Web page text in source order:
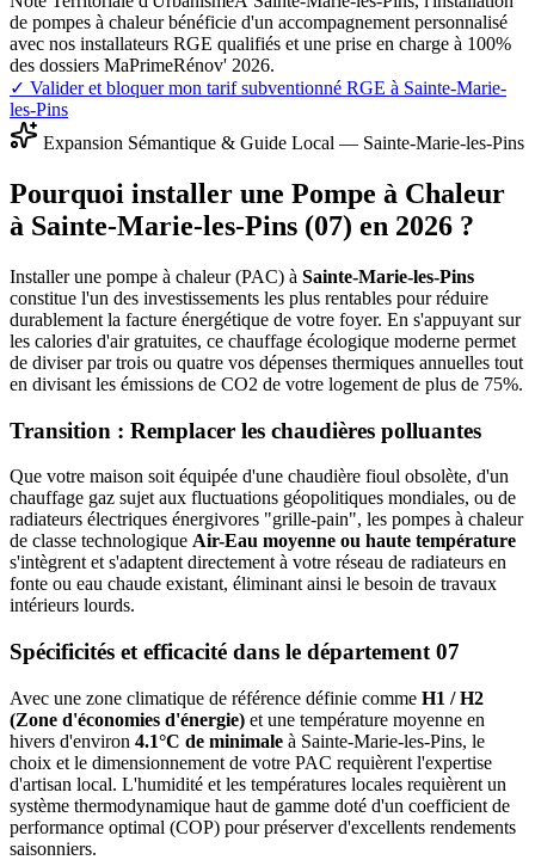
de pompes à chaleur bénéficie d'un accompagnement personnalisé
avec nos installateurs RGE qualifiés et une prise en charge à 100%
des dossiers MaPrimeRénov' 2026.
✓ Valider et bloquer mon tarif subventionné RGE à Sainte-Marie-
les-Pins
Expansion Sémantique & Guide Local — Sainte-Marie-les-Pins
Pourquoi installer une Pompe à Chaleur
à Sainte-Marie-les-Pins (07) en 2026 ?
Installer une pompe à chaleur (PAC) à Sainte-Marie-les-Pins
constitue l'un des investissements les plus rentables pour réduire
durablement la facture énergétique de votre foyer. En s'appuyant sur
les calories d'air gratuites, ce chauffage écologique moderne permet
de diviser par trois ou quatre vos dépenses thermiques annuelles tout
en divisant les émissions de CO2 de votre logement de plus de 75%.
Transition : Remplacer les chaudières polluantes
Que votre maison soit équipée d'une chaudière fioul obsolète, d'un
chauffage gaz sujet aux fluctuations géopolitiques mondiales, ou de
radiateurs électriques énergivores "grille-pain", les pompes à chaleur
de classe technologique Air-Eau moyenne ou haute température
s'intègrent et s'adaptent directement à votre réseau de radiateurs en
fonte ou eau chaude existant, éliminant ainsi le besoin de travaux
intérieurs lourds.
Spécificités et efficacité dans le département 07
Avec une zone climatique de référence définie comme H1 / H2
(Zone d'économies d'énergie) et une température moyenne en
hivers d'environ 4.1°C de minimale à Sainte-Marie-les-Pins, le
choix et le dimensionnement de votre PAC requièrent l'expertise
d'artisan local. L'humidité et les températures locales requièrent un
système thermodynamique haut de gamme doté d'un coefficient de
performance optimal (COP) pour préserver d'excellents rendements
saisonniers.